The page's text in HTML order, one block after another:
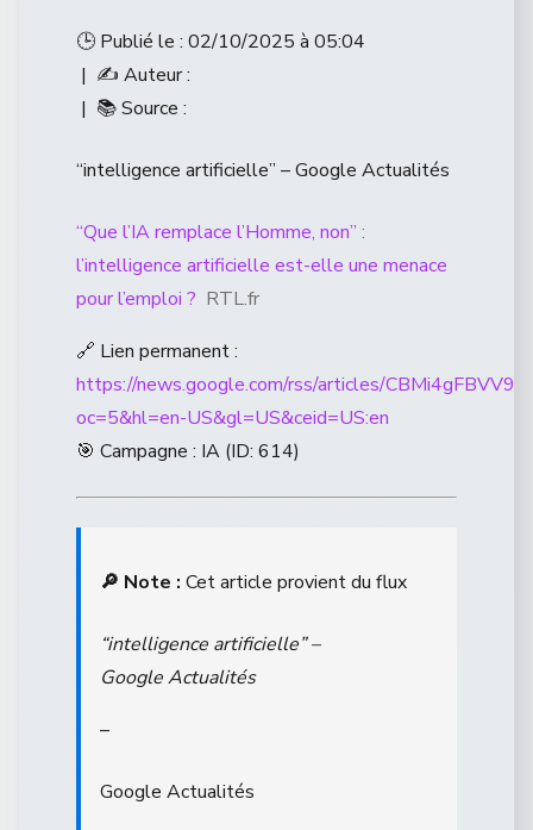
🕒 Publié le : 02/10/2025 à 05:04
| ✍️ Auteur :
| 📚 Source :
“intelligence artificielle” – Google Actualités
“Que l’IA remplace l’Homme, non” :
l’intelligence artificielle est-elle une menace
pour l’emploi ? RTL.fr
🔗 Lien permanent :
https://news.google.com/rss/articles/
oc=5&hl=en-US&gl=US&ceid=US:en
🎯 Campagne : IA (ID: 614)
🔎 Note : Cet article provient du flux
“intelligence artificielle” –
Google Actualités
–
Google Actualités